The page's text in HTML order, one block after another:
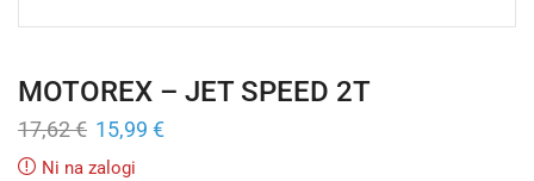
MOTOREX – JET SPEED 2T
17,62€ 15,99 €
Ni na zalogi